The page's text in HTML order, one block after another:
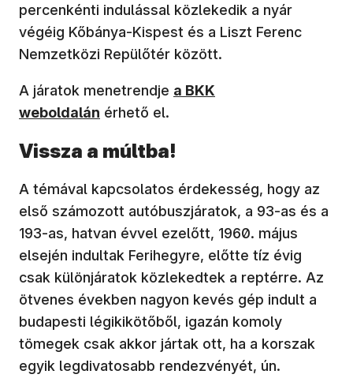
percenkénti indulással közlekedik a nyár
végéig Kőbánya-Kispest és a Liszt Ferenc
Nemzetközi Repülőtér között.
A járatok menetrendje a BKK
weboldalán érhető el.
Vissza a múltba!
A témával kapcsolatos érdekesség, hogy az
első számozott autóbuszjáratok, a 93-as és a
193-as, hatvan évvel ezelőtt, 1960. május
elsején indultak Ferihegyre, előtte tíz évig
csak különjáratok közlekedtek a reptérre. Az
ötvenes években nagyon kevés gép indult a
budapesti légikikötőből, igazán komoly
tömegek csak akkor jártak ott, ha a korszak
egyik legdivatosabb rendezvényét, ún.